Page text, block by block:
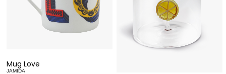
Mug Love
JAMIDA